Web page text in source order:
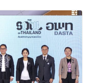
กธุรกิจทั่ว
ห่งปี พบ CEO
วิสัยทัศน์ธุรกิจ
รถแห่” ยกวง
ธมิตรทางธุรกิจ
ดเสิร์ฟความ
น “ข้าวหน้าไก่
นฟ้า